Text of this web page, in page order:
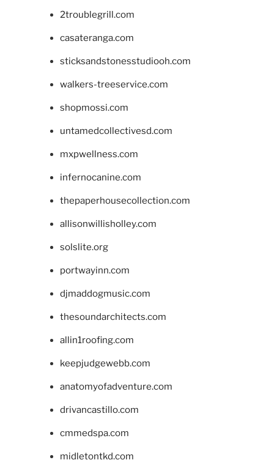
2troublegrill.com
casateranga.com
sticksandstonesstudiooh.com
walkers-treeservice.com
shopmossi.com
untamedcollectivesd.com
mxpwellness.com
infernocanine.com
thepaperhousecollection.com
allisonwillisholley.com
solslite.org
portwayinn.com
djmaddogmusic.com
thesoundarchitects.com
allin1roofing.com
keepjudgewebb.com
anatomyofadventure.com
drivancastillo.com
cmmedspa.com
midletontkd.com